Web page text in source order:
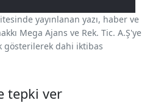
yayınlanan yazı, haber ve
Mega Ajans ve Rek. Tic. A.Ş'ye
gösterilerek dahi iktibas
tepki ver